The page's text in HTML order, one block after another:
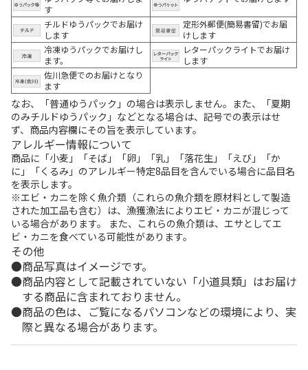
す
チルドゆうパックでお届け
します
定形外郵便(簡易書留)でお届
けします
冷凍ゆうパックでお届けし
ます。
レターパックライトでお届け
します
佐川急便でのお届けとなり
ます
なお、「普通ゆうパック」の場合は表示しません。また、「夏期
のみチルドゆうパック」などとなる場合は、記号での表示はせ
ず、商品内容欄にその旨を表示しています。
アレルギー情報について
商品に「小麦」「そば」「卵」「乳」「落花生」「えび」「か
に」「くるみ」のアレルギー特定8品目を含んでいる場合に品目名
を表示します。
※エビ・カニを除く魚介類（これらの魚介類を原材料として製造
された加工品も含む）は、漁獲漁法によりエビ・カニが混じって
いる場合があります。 また、これらの魚介類は、エサとしてエ
ビ・カニを食べている可能性があります。
その他
商品写真はイメージです。
商品内容として記載されていない「小道具類」はお届け
する商品に含まれておりません。
商品の色は、ご覧になるパソコンなどの環境により、実
際と異なる場合があります。